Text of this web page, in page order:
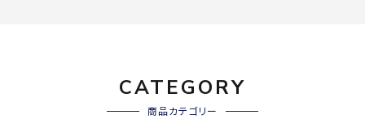
CATEGORY
商品カテゴリー